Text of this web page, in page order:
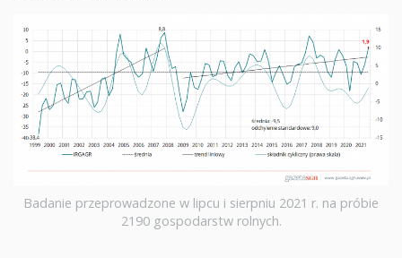
Badanie przeprowadzone w lipcu i sierpniu 2021 r. na próbie
2190 gospodarstw rolnych.